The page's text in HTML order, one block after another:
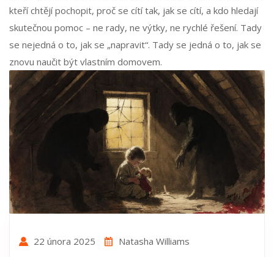
kteří chtějí pochopit, proč se cítí tak, jak se cítí, a kdo hledají
skutečnou pomoc – ne rady, ne výtky, ne rychlé řešení. Tady
se nejedná o to, jak se „napravit“. Tady se jedná o to, jak se
znovu naučit být vlastním domovem.
22 února 2025 Natasha Williams